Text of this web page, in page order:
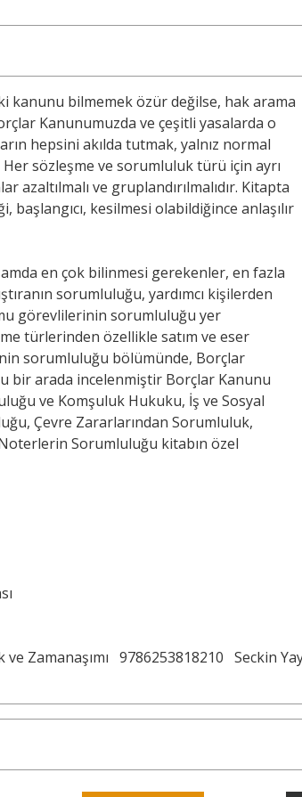
ki kanunu bilmemek özür değilse, hak arama
Kanunumuzda ve çeşitli yasalarda o
hepsini akılda tutmak, yalnız normal
sözleşme ve sorumluluk türü için ayrı
azaltılmalı ve gruplandırılmalıdır. Kitapta
başlangıcı, kesilmesi olabildiğince anlaşılır
en çok bilinmesi gerekenler, en fazla
sorumluluğu, yardımcı kişilerden
görevlilerinin sorumluluğu yer
türlerinden özellikle satım ve eser
sorumluluğu bölümünde, Borçlar
bir arada incelenmiştir Borçlar Kanunu
ve Komşuluk Hukuku, İş ve Sosyal
Çevre Zararlarından Sorumluluk,
Sorumluluğu kitabın özel
Zamanaşımı 9786253818210 Seckin